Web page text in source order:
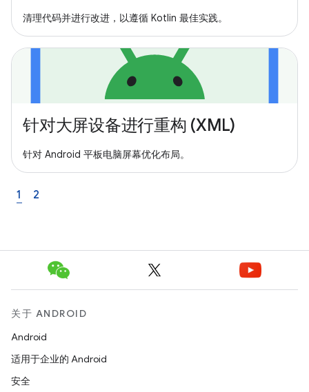
清理代码并进行改进，以遵循 Kotlin 最佳实践。
针对大屏设备进行重构 (XML)
针对 Android 平板电脑屏幕优化布局。
1 2
关于 ANDROID
Android
适用于企业的 Android
安全